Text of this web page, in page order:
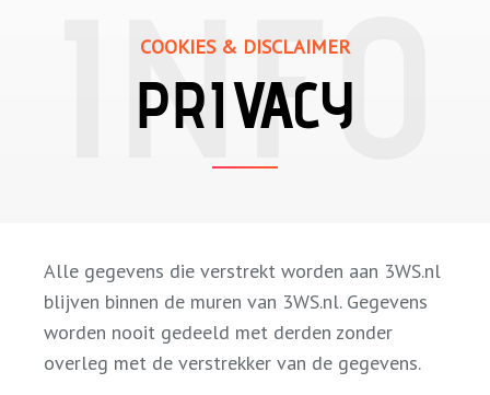
PRIVACY
COOKIES & DISCLAIMER
Alle gegevens die verstrekt worden aan 3WS.nl
blijven binnen de muren van 3WS.nl. Gegevens
worden nooit gedeeld met derden zonder
overleg met de verstrekker van de gegevens.